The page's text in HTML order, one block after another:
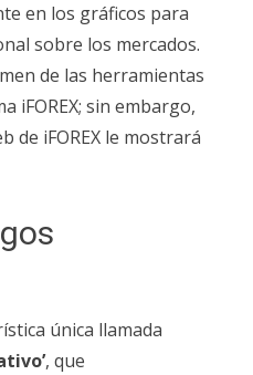
en los gráficos para
sobre los mercados.
de las herramientas
iFOREX; sin embargo,
de iFOREX le mostrará
única llamada
, que